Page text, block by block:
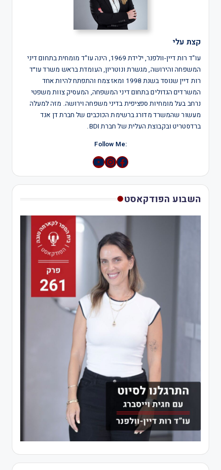
קצת עלי
עו"ד רות דיין-וולפנר, ילידת 1969, הינה עו"ד מומחית בתחום דיני
המשפחה והירושה, מגשרת ונוטריון, העומדת בראש משרד עו״ד
רות דיין שנוסד בשנת 1998 ומאז צמח והתפתח להיות אחד
המשרדים הגדולים בתחום דיני המשפחה, המעסיק צוות משפטי
נרחב בעל מומחיות ספציפית בדיני משפחה וירושה. מזה למעלה
מעשור שהמשרד מדורג ברשימת הכוכבים של חברת דן אנד
ברדסטריט ובקבוצת העלית של חברת BDI.
:Follow Me
Instagram
YouTube
השבוע הפודקאסט